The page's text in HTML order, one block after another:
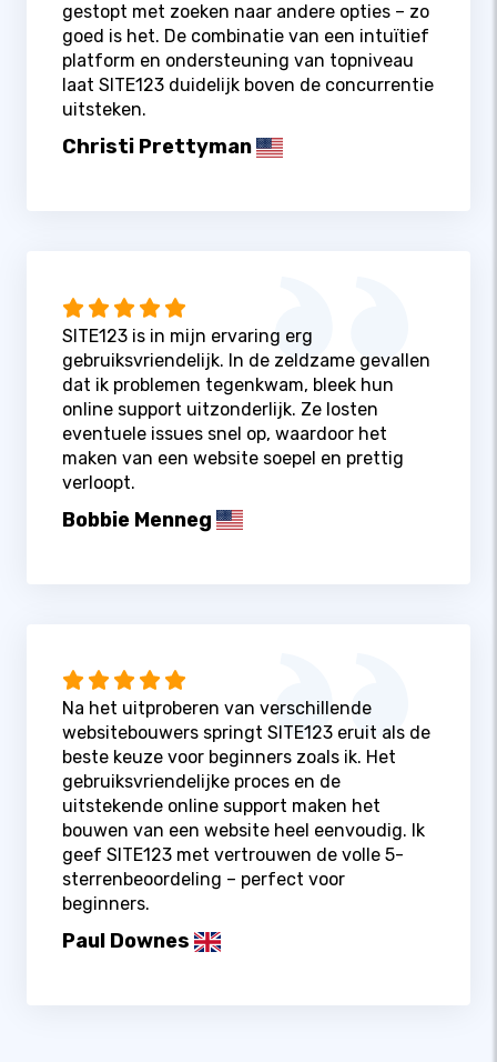
gestopt met zoeken naar andere opties – zo
goed is het. De combinatie van een intuïtief
platform en ondersteuning van topniveau
laat SITE123 duidelijk boven de concurrentie
uitsteken.
Christi Prettyman
SITE123 is in mijn ervaring erg
gebruiksvriendelijk. In de zeldzame gevallen
dat ik problemen tegenkwam, bleek hun
online support uitzonderlijk. Ze losten
eventuele issues snel op, waardoor het
maken van een website soepel en prettig
verloopt.
Bobbie Menneg
Na het uitproberen van verschillende
websitebouwers springt SITE123 eruit als de
beste keuze voor beginners zoals ik. Het
gebruiksvriendelijke proces en de
uitstekende online support maken het
bouwen van een website heel eenvoudig. Ik
geef SITE123 met vertrouwen de volle 5-
sterrenbeoordeling – perfect voor
beginners.
Paul Downes